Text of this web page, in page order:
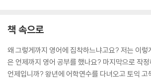
AI 챗봇으로 영어 표현 익히는 팁
PART 4 나답게 일할 수 있도록, 비즈니스 영어
책 속으로
왜 그렇게까지 영어에 집착하느냐고요? 저는 이렇
은 언제까지 영어 공부를 했나요? 마지막으로 작
언제입니까? 왕년에 어학연수를 다녀오고 토익 고